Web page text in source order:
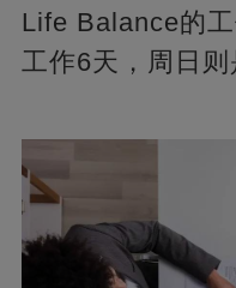
Life Balance的
工作6天，周日则